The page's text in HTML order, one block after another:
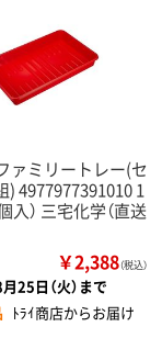
ァミリートレー(セ
) 4977977391010 1
入） 三宅化学（直送
￥2,388（税込）
25日（火）まで
ﾄﾗｲ商店からお届け